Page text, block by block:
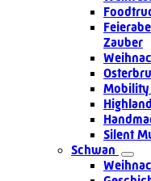
Zauber
Mobility
Silent
Schwan